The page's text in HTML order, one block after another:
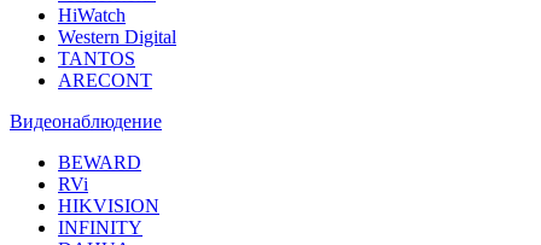
HiWatch
Western Digital
TANTOS
ARECONT
Видеонаблюдение
BEWARD
RVi
HIKVISION
INFINITY